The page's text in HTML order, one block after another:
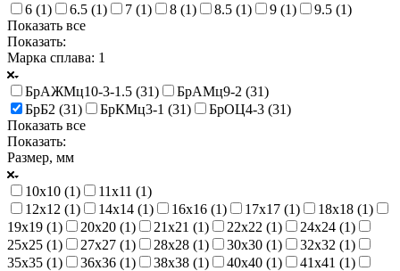
6 (1) 6.5 (1) 7 (1) 8 (1) 8.5 (1) 9 (1) 9.5 (1)
Показать все
Показать:
Марка сплава: 1
БрАЖМц10-3-1.5 (31) БрАМц9-2 (31)
БрБ2 (31) БрКМц3-1 (31) БрОЦ4-3 (31)
Показать все
Показать:
Размер, мм
10х10 (1) 11х11 (1)
12х12 (1) 14х14 (1) 16х16 (1) 17х17 (1) 18х18 (1)
19х19 (1) 20х20 (1) 21х21 (1) 22х22 (1) 24х24 (1)
25х25 (1) 27х27 (1) 28х28 (1) 30х30 (1) 32х32 (1)
35х35 (1) 36х36 (1) 38х38 (1) 40х40 (1) 41х41 (1)